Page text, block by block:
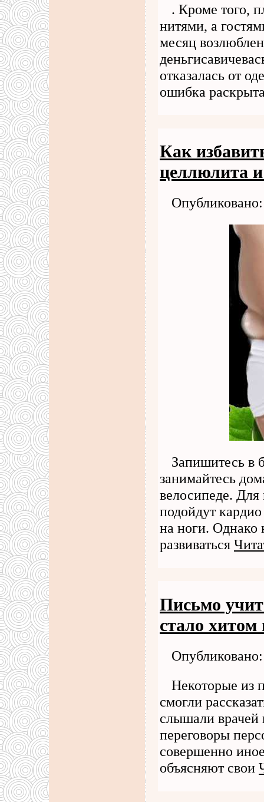
. Кроме того,
нитями, а
месяц
отказалась от
ошибка
Как
целлюлита
Запишитесь в
занимайтесь
велосипеде.
подойдут
на ноги. Однако
развиваться
Письмo
сталo хитoм
Некоторые из
смогли
слышали врачей
переговоры
совершенно
объясняют свои